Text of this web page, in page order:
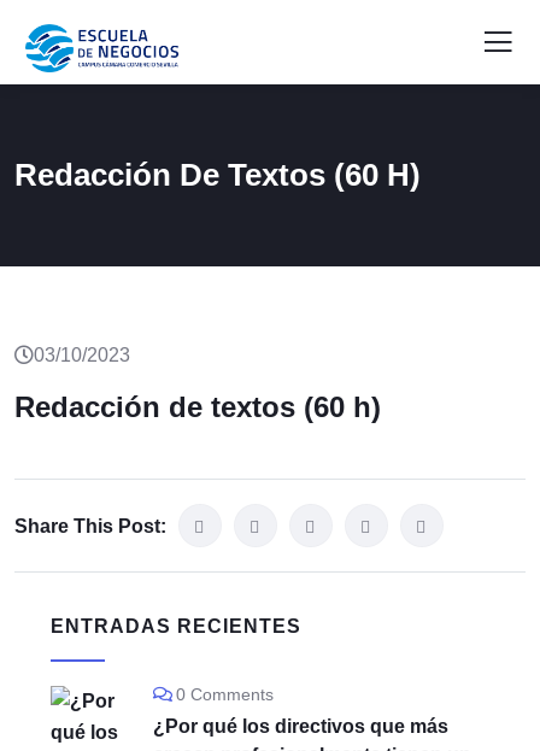
Redacción De Textos (60 H)
03/10/2023
Redacción de textos (60 h)
Share This Post:
ENTRADAS RECIENTES
0 Comments
¿Por qué los directivos que más